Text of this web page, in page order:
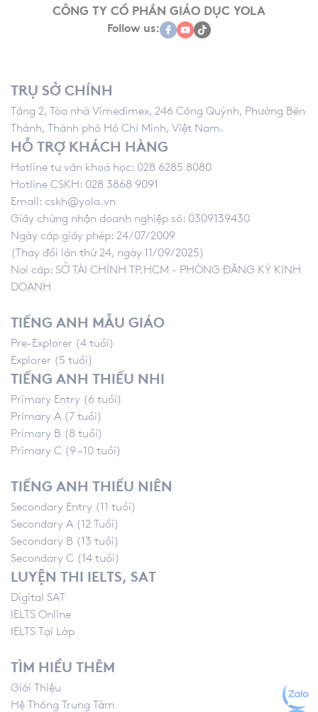
CÔNG TY CỔ PHẦN GIÁO DỤC YOLA
Follow us:
TRỤ SỞ CHÍNH
Tầng 2, Tòa nhà Vimedimex, 246 Cống Quỳnh, Phường Bến
Thành, Thành phố Hồ Chí Minh, Việt Nam.
HỖ TRỢ KHÁCH HÀNG
Hotline tư vấn khoá học: 028 6285 8080
Hotline CSKH: 028 3868 9091
Email: cskh@yola.vn
Giấy chứng nhận doanh nghiệp số: 0309139430
Ngày cấp giấy phép: 24/07/2009
(Thay đổi lần thứ 24, ngày 11/09/2025)
Nơi cấp: SỞ TÀI CHÍNH TP.HCM - PHÒNG ĐĂNG KÝ KINH
DOANH
TIẾNG ANH MẪU GIÁO
Pre-Explorer (4 tuổi)
Explorer (5 tuổi)
TIẾNG ANH THIẾU NHI
Primary Entry (6 tuổi)
Primary A (7 tuổi)
Primary B (8 tuổi)
Primary C (9 – 10 tuổi)
TIẾNG ANH THIẾU NIÊN
Secondary Entry (11 tuổi)
Secondary A (12 Tuổi)
Secondary B (13 tuổi)
Secondary C (14 tuổi)
LUYỆN THI IELTS, SAT
Digital SAT
IELTS Online
IELTS Tại Lớp
TÌM HIỂU THÊM
Giới Thiệu
Hệ Thống Trung Tâm